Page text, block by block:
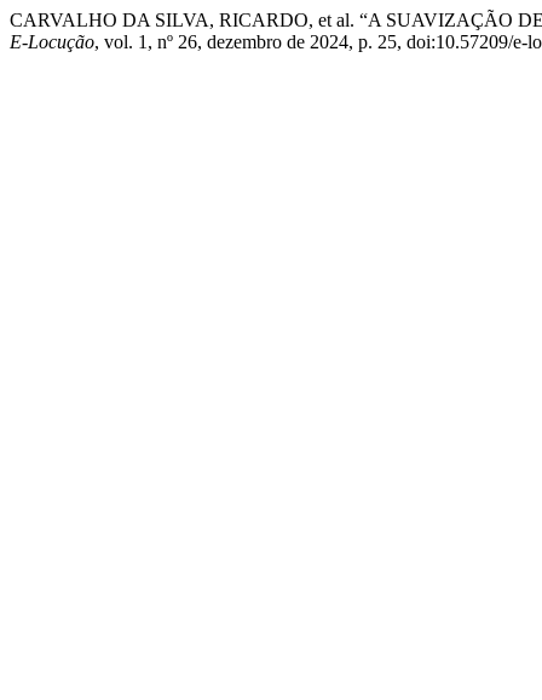
CARVALHO DA SILVA, RICARDO, et al. “A SUAVIZAÇÃO
E-Locução, vol. 1, nº 26, dezembro de 2024, p. 25, doi:10.57209/e-